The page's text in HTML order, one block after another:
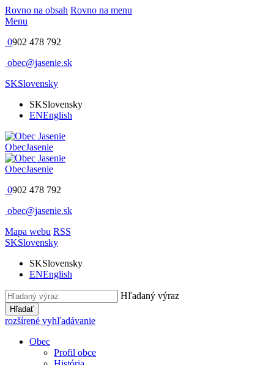
Rovno na obsah Rovno na menu
Menu
0902 478 792
obec@jasenie.sk
SKSlovensky
SKSlovensky
ENEnglish
ObecJasenie
ObecJasenie
0902 478 792
obec@jasenie.sk
Mapa webu RSS
SKSlovensky
SKSlovensky
ENEnglish
Hľadaný výraz
Hľadať
rozšírené vyhľadávanie
Obec
Profil obce